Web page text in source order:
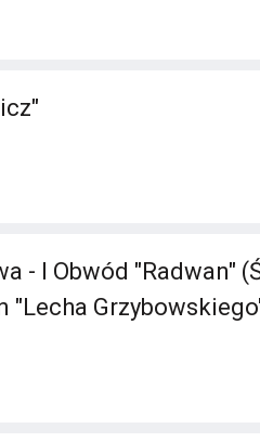
- I Obwód "Radwan"
"Lecha